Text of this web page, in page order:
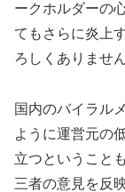
ークホルダーの
てもさらに炎上
ろしくありません
国内のバイラル
ように運営元の
立つということ
三者の意見を反